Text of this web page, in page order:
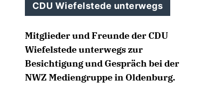
CDU Wiefelstede unterwegs
Mitglieder und Freunde der CDU
Wiefelstede unterwegs zur
Besichtigung und Gespräch bei der
NWZ Mediengruppe in Oldenburg.